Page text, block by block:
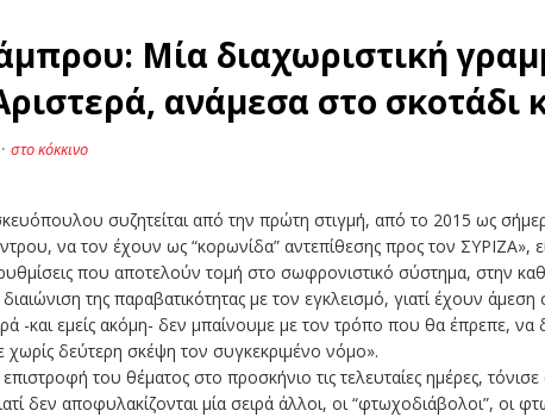
Μία διαχωριστική
ανάμεσα στο σκοτάδι
· στο κόκκινο
συζητείται από την πρώτη στιγμή, από το 2015 ως
να τον έχουν ως “κορωνίδα” αντεπίθεσης προς τον ΣΥΡΙΖΑ»,
που αποτελούν τομή στο σωφρονιστικό σύστημα, στην
της παραβατικότητας με τον εγκλεισμό, γιατί έχουν
-και εμείς ακόμη- δεν μπαίνουμε με τον τρόπο που θα έπρεπε,
χωρίς δεύτερη σκέψη τον συγκεκριμένο νόμο».
του θέματος στο προσκήνιο τις τελευταίες ημέρες,
δεν αποφυλακίζονται μία σειρά άλλοι, οι “φτωχοδιάβολοι”, οι